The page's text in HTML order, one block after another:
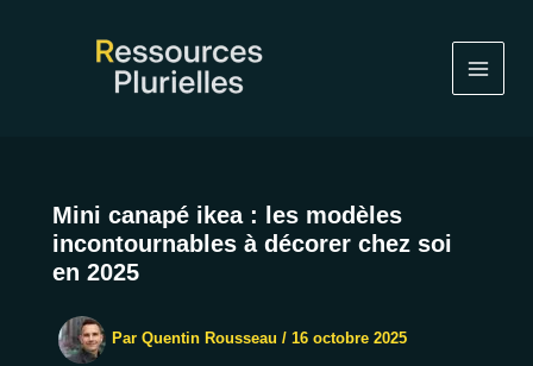
Mini canapé ikea : les modèles
incontournables à décorer chez soi
en 2025
Par Quentin Rousseau / 16 octobre 2025